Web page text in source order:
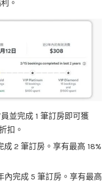
。
並完成 1 筆訂房即可獲
扣。
2 筆訂房。享有最高 18%
完成 5 筆訂房。享有最高